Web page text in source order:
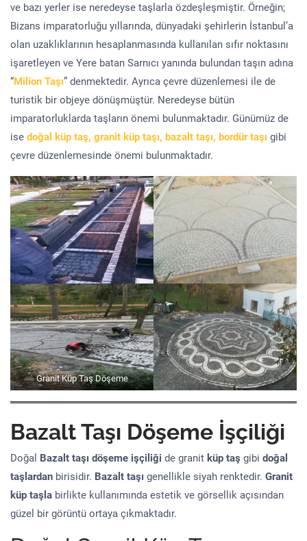
ve bazı yerler ise neredeyse taşlarla özdeşleşmiştir. Örneğin;
Bizans imparatorluğu yıllarında, dünyadaki şehirlerin İstanbul’a
olan uzaklıklarının hesaplanmasında kullanılan sıfır noktasını
işaretleyen ve Yere batan Sarnıcı yanında bulundan taşın adına
“Milion Taşı” denmektedir. Ayrıca çevre düzenlemesi ile de
turistik bir objeye dönüşmüştür. Neredeyse bütün
imparatorluklarda taşların önemi bulunmaktadır. Günümüz de
ise doğal küp taş, granit küp taşı, bazalt taşı, bordür taşı gibi
çevre düzenlemesinde önemi bulunmaktadır.
Granit Küp Taş Döşeme
Bazalt Taşı Döşeme İşçiliği
Doğal Bazalt taşı döşeme işçiliği de granit küp taş gibi doğal
taşlardan birisidir. Bazalt taşı genellikle siyah renktedir. Granit
küp taşla birlikte kullanımında estetik ve görsellik açısından
güzel bir görüntü ortaya çıkmaktadır.